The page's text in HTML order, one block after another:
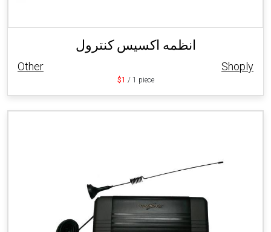
انظمه اكسيس كنترول
Other Shoply
$1 / 1 piece